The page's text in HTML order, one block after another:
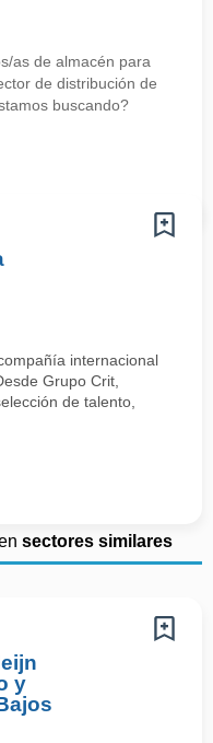
as de almacén para
de distribución de
buscando?
internacional
Grupo Crit,
de talento,
sectores similares
y